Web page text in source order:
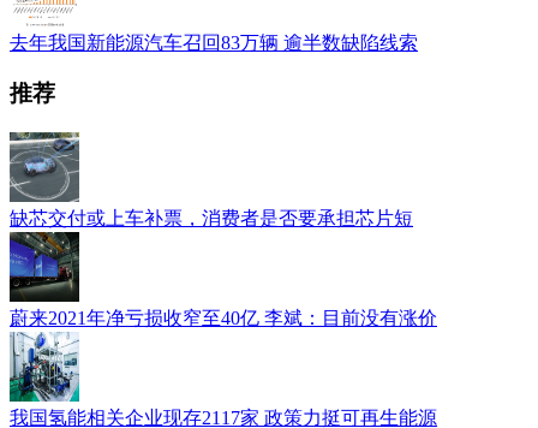
去年我国新能源汽车召回83万辆 逾半数缺陷线索
推荐
缺芯交付或上车补票，消费者是否要承担芯片短
蔚来2021年净亏损收窄至40亿 李斌：目前没有涨价
我国氢能相关企业现存2117家 政策力挺可再生能源